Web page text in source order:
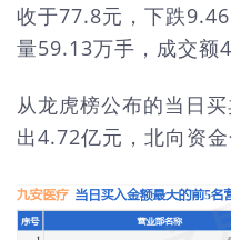
收于77.8元，下跌
量59.13万手，成交额
从龙虎榜公布的当日
出4.72亿元，北向资